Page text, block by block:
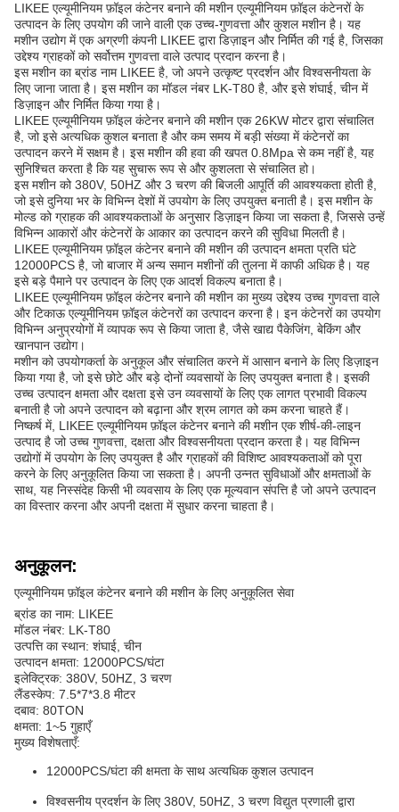
LIKEE एल्यूमीनियम फ़ॉइल कंटेनर बनाने की मशीन एल्यूमीनियम फ़ॉइल कंटेनरों के
उत्पादन के लिए उपयोग की जाने वाली एक उच्च-गुणवत्ता और कुशल मशीन है। यह
मशीन उद्योग में एक अग्रणी कंपनी LIKEE द्वारा डिज़ाइन और निर्मित की गई है, जिसका
उद्देश्य ग्राहकों को सर्वोत्तम गुणवत्ता वाले उत्पाद प्रदान करना है।
इस मशीन का ब्रांड नाम LIKEE है, जो अपने उत्कृष्ट प्रदर्शन और विश्वसनीयता के
लिए जाना जाता है। इस मशीन का मॉडल नंबर LK-T80 है, और इसे शंघाई, चीन में
डिज़ाइन और निर्मित किया गया है।
LIKEE एल्यूमीनियम फ़ॉइल कंटेनर बनाने की मशीन एक 26KW मोटर द्वारा संचालित
है, जो इसे अत्यधिक कुशल बनाता है और कम समय में बड़ी संख्या में कंटेनरों का
उत्पादन करने में सक्षम है। इस मशीन की हवा की खपत 0.8Mpa से कम नहीं है, यह
सुनिश्चित करता है कि यह सुचारू रूप से और कुशलता से संचालित हो।
इस मशीन को 380V, 50HZ और 3 चरण की बिजली आपूर्ति की आवश्यकता होती है,
जो इसे दुनिया भर के विभिन्न देशों में उपयोग के लिए उपयुक्त बनाती है। इस मशीन के
मोल्ड को ग्राहक की आवश्यकताओं के अनुसार डिज़ाइन किया जा सकता है, जिससे उन्हें
विभिन्न आकारों और कंटेनरों के आकार का उत्पादन करने की सुविधा मिलती है।
LIKEE एल्यूमीनियम फ़ॉइल कंटेनर बनाने की मशीन की उत्पादन क्षमता प्रति घंटे
12000PCS है, जो बाजार में अन्य समान मशीनों की तुलना में काफी अधिक है। यह
इसे बड़े पैमाने पर उत्पादन के लिए एक आदर्श विकल्प बनाता है।
LIKEE एल्यूमीनियम फ़ॉइल कंटेनर बनाने की मशीन का मुख्य उद्देश्य उच्च गुणवत्ता वाले
और टिकाऊ एल्यूमीनियम फ़ॉइल कंटेनरों का उत्पादन करना है। इन कंटेनरों का उपयोग
विभिन्न अनुप्रयोगों में व्यापक रूप से किया जाता है, जैसे खाद्य पैकेजिंग, बेकिंग और
खानपान उद्योग।
मशीन को उपयोगकर्ता के अनुकूल और संचालित करने में आसान बनाने के लिए डिज़ाइन
किया गया है, जो इसे छोटे और बड़े दोनों व्यवसायों के लिए उपयुक्त बनाता है। इसकी
उच्च उत्पादन क्षमता और दक्षता इसे उन व्यवसायों के लिए एक लागत प्रभावी विकल्प
बनाती है जो अपने उत्पादन को बढ़ाना और श्रम लागत को कम करना चाहते हैं।
निष्कर्ष में, LIKEE एल्यूमीनियम फ़ॉइल कंटेनर बनाने की मशीन एक शीर्ष-की-लाइन
उत्पाद है जो उच्च गुणवत्ता, दक्षता और विश्वसनीयता प्रदान करता है। यह विभिन्न
उद्योगों में उपयोग के लिए उपयुक्त है और ग्राहकों की विशिष्ट आवश्यकताओं को पूरा
करने के लिए अनुकूलित किया जा सकता है। अपनी उन्नत सुविधाओं और क्षमताओं के
साथ, यह निस्संदेह किसी भी व्यवसाय के लिए एक मूल्यवान संपत्ति है जो अपने उत्पादन
का विस्तार करना और अपनी दक्षता में सुधार करना चाहता है।
अनुकूलन:
एल्यूमीनियम फ़ॉइल कंटेनर बनाने की मशीन के लिए अनुकूलित सेवा
ब्रांड का नाम: LIKEE
मॉडल नंबर: LK-T80
उत्पत्ति का स्थान: शंघाई, चीन
उत्पादन क्षमता: 12000PCS/घंटा
इलेक्ट्रिक: 380V, 50HZ, 3 चरण
लैंडस्केप: 7.5*7*3.8 मीटर
दबाव: 80TON
क्षमता: 1~5 गुहाएँ
मुख्य विशेषताएँ:
12000PCS/घंटा की क्षमता के साथ अत्यधिक कुशल उत्पादन
विश्वसनीय प्रदर्शन के लिए 380V, 50HZ, 3 चरण विद्युत प्रणाली द्वारा